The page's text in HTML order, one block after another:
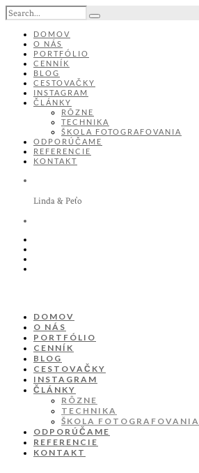
DOMOV
O NÁS
PORTFÓLIO
CENNÍK
BLOG
CESTOVAČKY
INSTAGRAM
ČLÁNKY
RÔZNE
TECHNIKA
ŠKOLA FOTOGRAFOVANIA
ODPORÚČAME
REFERENCIE
KONTAKT
Linda & Peťo
DOMOV
O NÁS
PORTFÓLIO
CENNÍK
BLOG
CESTOVAČKY
INSTAGRAM
ČLÁNKY
RÔZNE
TECHNIKA
ŠKOLA FOTOGRAFOVANIA
ODPORÚČAME
REFERENCIE
KONTAKT